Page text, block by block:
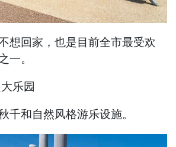
想回家，也是目前全市最受欢
一。
乐园
千和自然风格游乐设施。